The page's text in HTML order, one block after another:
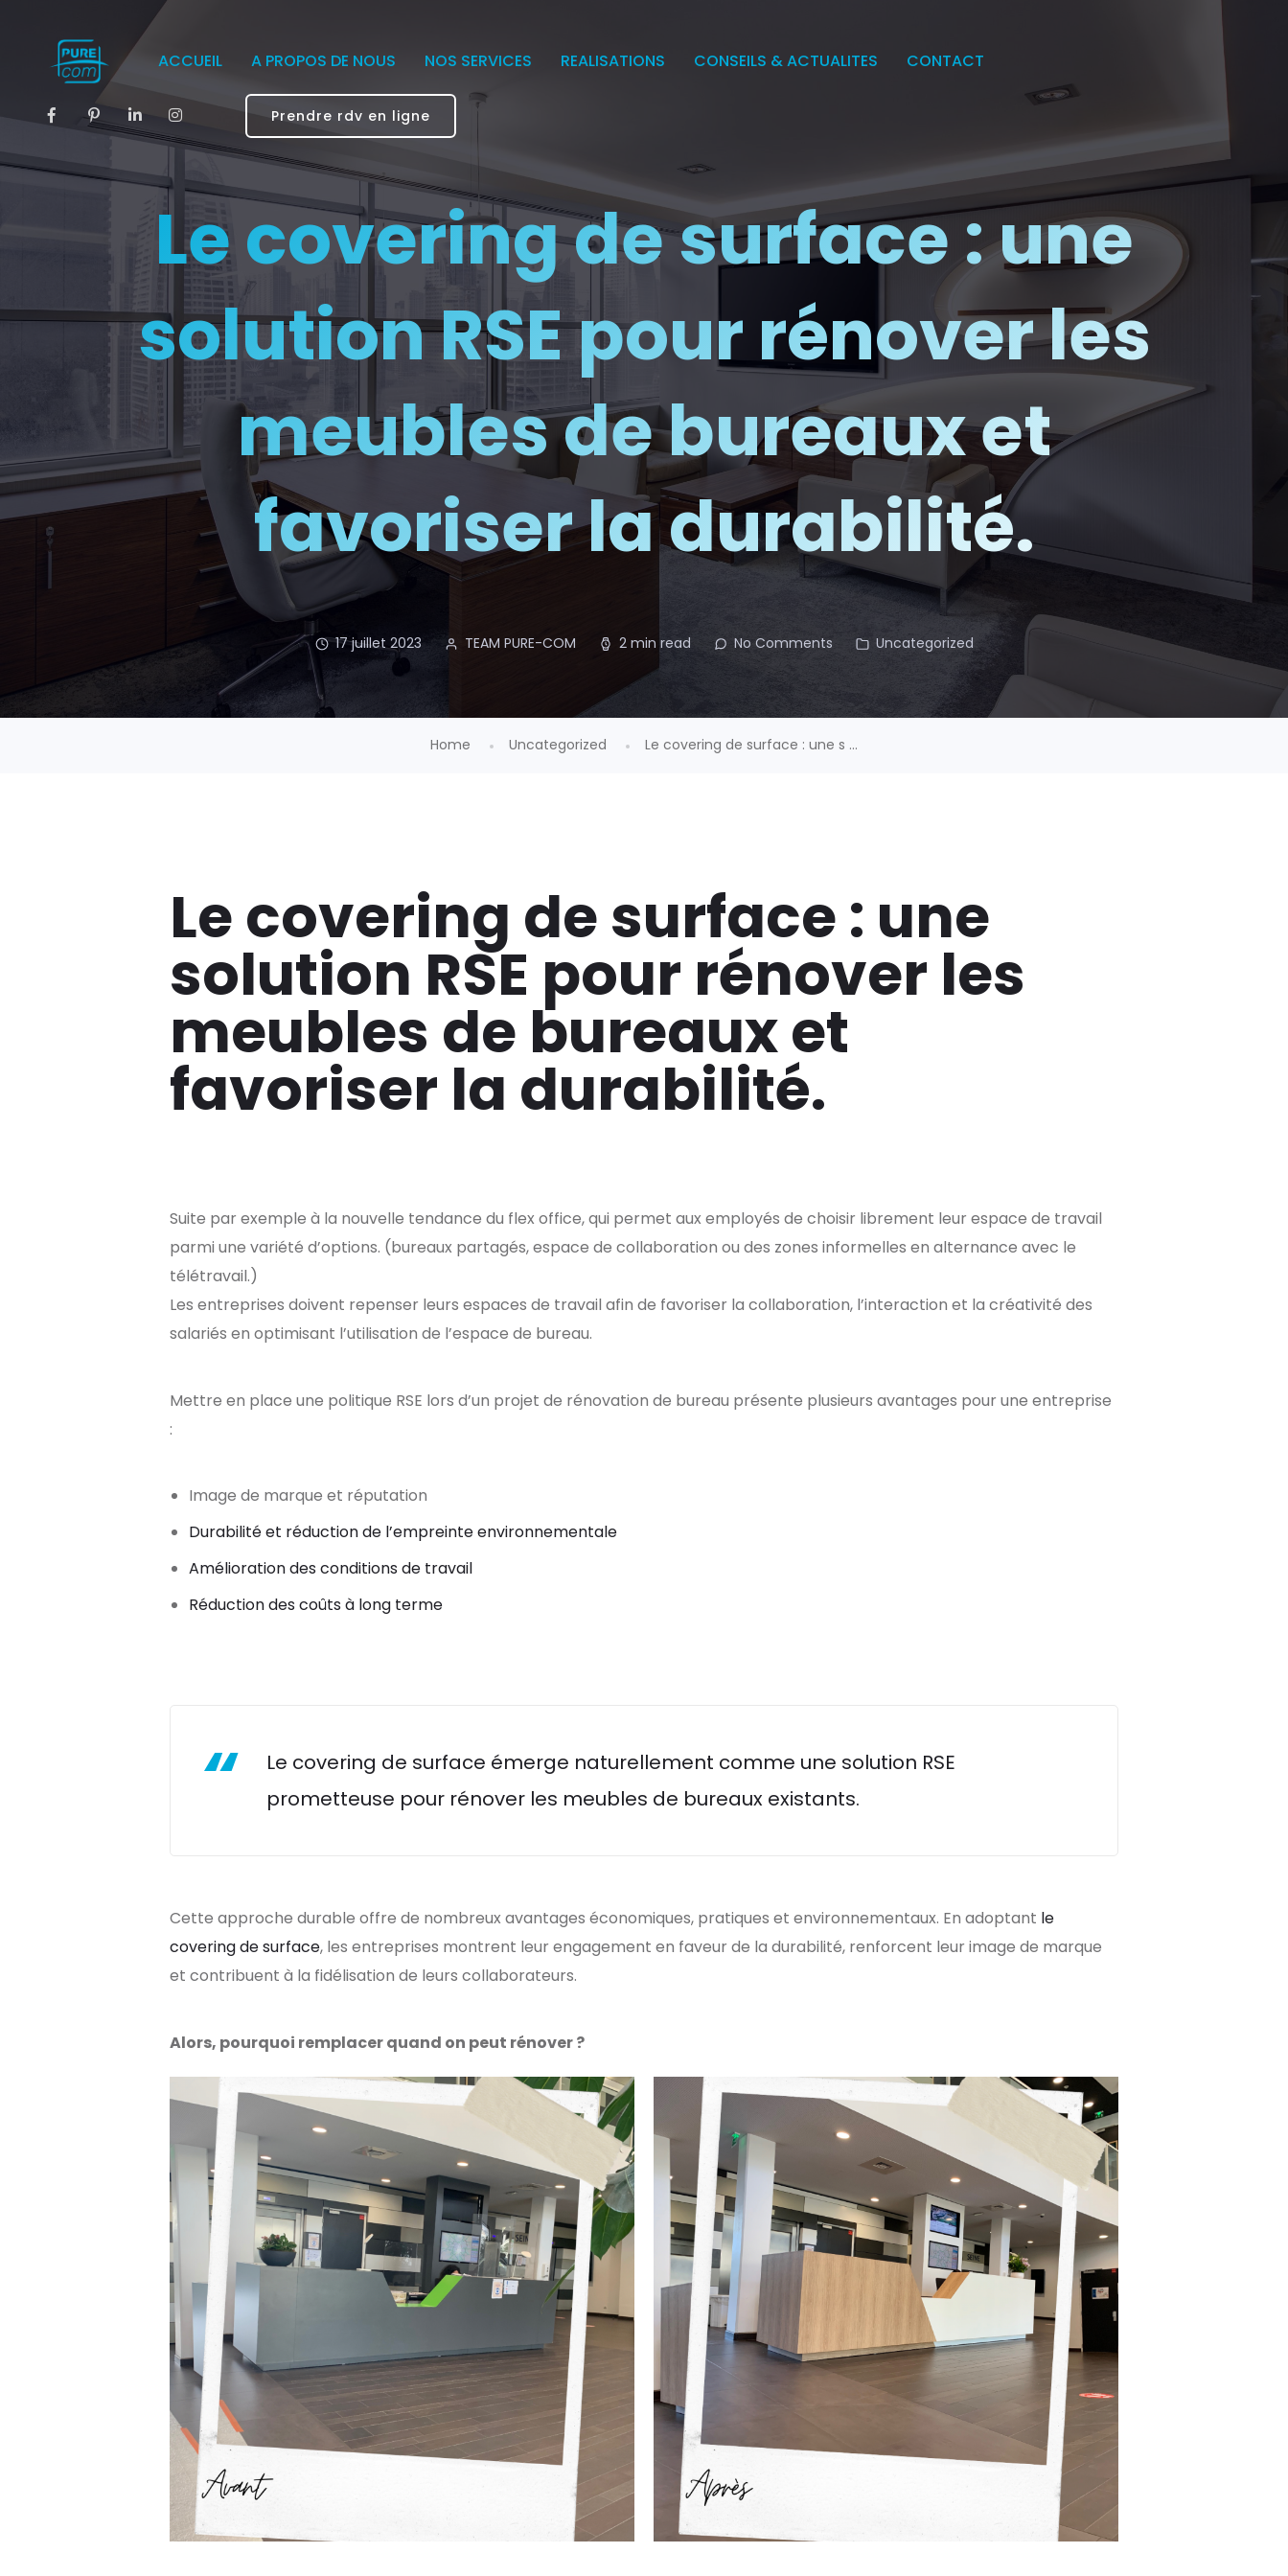
ACCUEIL A PROPOS DE NOUS NOS SERVICES REALISATIONS CONSEILS & ACTUALITES CONTACT
Prendre rdv en ligne
Le covering de surface : une
solution RSE pour rénover les
meubles de bureaux et
favoriser la durabilité.
17 juillet 2023 TEAM PURE-COM 2 min read No Comments Uncategorized
Home Uncategorized Le covering de surface : une s ...
Le covering de surface : une
solution RSE pour rénover les
meubles de bureaux et
favoriser la durabilité.
Suite par exemple à la nouvelle tendance du flex office, qui permet aux employés de choisir librement leur espace de travail
parmi une variété d’options. (bureaux partagés, espace de collaboration ou des zones informelles en alternance avec le
télétravail.)
Les entreprises doivent repenser leurs espaces de travail afin de favoriser la collaboration, l’interaction et la créativité des
salariés en optimisant l’utilisation de l’espace de bureau.
Mettre en place une politique RSE lors d’un projet de rénovation de bureau présente plusieurs avantages pour une entreprise
:
Image de marque et réputation
Durabilité et réduction de l’empreinte environnementale
Amélioration des conditions de travail
Réduction des coûts à long terme
Le covering de surface émerge naturellement comme une solution RSE
prometteuse pour rénover les meubles de bureaux existants.
Cette approche durable offre de nombreux avantages économiques, pratiques et environnementaux. En adoptant le
covering de surface, les entreprises montrent leur engagement en faveur de la durabilité, renforcent leur image de marque
et contribuent à la fidélisation de leurs collaborateurs.
Alors, pourquoi remplacer quand on peut rénover ?